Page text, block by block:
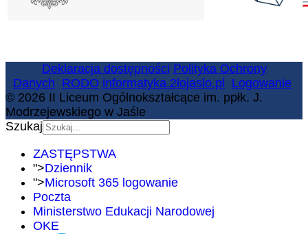
Deklaracja dostępności Polityka Ochrony
Danych RODO informatyka.2lojaslo.pl Logowanie
© 2026 II Liceum Ogólnokształcące im. ppłk. J.
Modrzejewskiego w Jaśle
Szukaj
ZASTĘPSTWA
">Dziennik
">Microsoft 365 logowanie
Poczta
Ministerstwo Edukacji Narodowej
OKE